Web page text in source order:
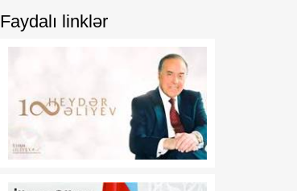
İqtisadi İnkişaf Nazirliyinin
fəaliyyətinin
təkmilləşdirilməsi ilə bağlı
Prezidentinin 2006-cı il 28
dekabr tarixli 504 nömrəli
Fərmanında dəyişikliklər
edilməsi barədə"
Prezidentinin 2014-cü il 20
Faydalı linklər